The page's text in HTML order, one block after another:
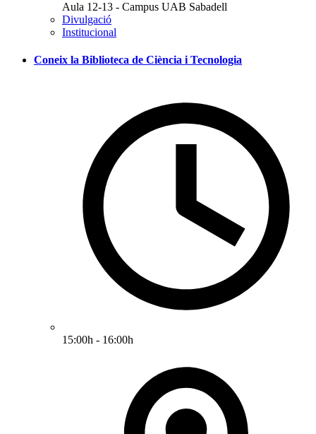
Aula 12-13 - Campus UAB Sabadell
Divulgació
Institucional
Coneix la Biblioteca de Ciència i Tecnologia
15:00h - 16:00h